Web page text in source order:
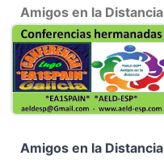
Amigos en la Distancia
Amigos en la Distancia